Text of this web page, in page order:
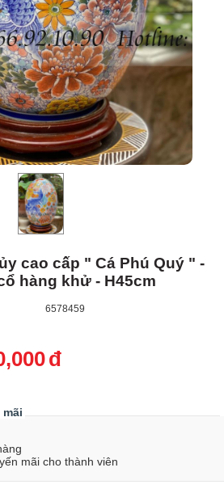
cao cấp " Cá Phú Quý " -
hàng khử - H45cm
6578459
đ
mãi cho thành viên